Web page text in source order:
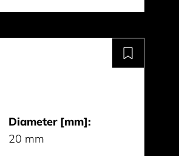
Diameter [mm]:
20 mm